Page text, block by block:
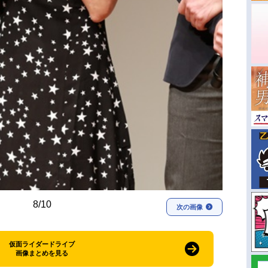
8/10 次の画像
仮面ライダードライブ
画像まとめを見る